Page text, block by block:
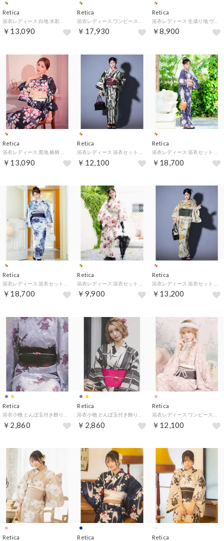
Retica
￥13,090
Retica
￥17,930
Retica
浴衣レディース 生成り地 ヴィンテージ フラワー 大人っぽい モダン ニュアンス 2点セット （ホワイト）
￥8,900
Retica
￥13,090
Retica
￥12,100
Retica
￥18,700
Retica
￥18,700
Retica
￥9,900
Retica
￥13,200
Retica
￥2,860
Retica
￥2,860
Retica
￥12,100
Retica Retica Retica